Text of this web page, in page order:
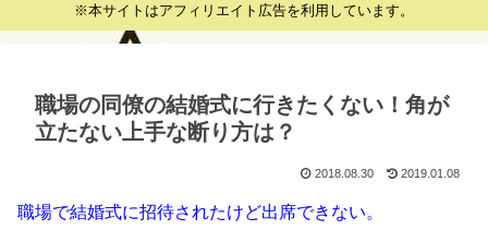
※本サイトはアフィリエイト広告を利用しています。
職場の同僚の結婚式に行きたくない！角が
立たない上手な断り方は？
2018.08.30 2019.01.08
職場で結婚式に招待されたけど出席できない。